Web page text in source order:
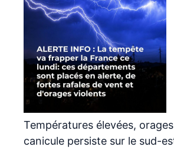
Températures élevées,
canicule persiste sur le sud-